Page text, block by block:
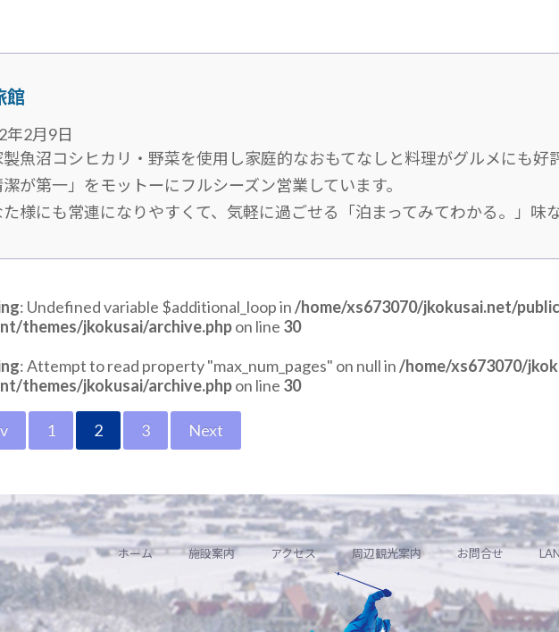
館
年2月9日
製魚沼コシヒカリ・野菜を使用し家庭的なおもてなしと料理がグルメにも好
潔が第一」をモットーにフルシーズン営業しています。
た様にも常連になりやすくて、気軽に過ごせる「泊まってみてわかる。」味
: Undefined variable $additional_loop in/home/xs673070/jkokusai.net/
themes/jkokusai/archive.phpon line 30
: Attempt to read property "max_num_pages" on null in/home/xs673070/
themes/jkokusai/archive.phpon line 30
1 2 3 Next
ホーム 施設案内 アクセス 周辺観光案内 お問合せ